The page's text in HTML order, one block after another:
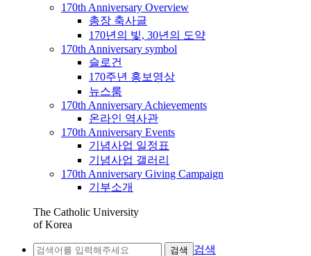
170th Anniversary Overview
총장 축사글
170년의 빛, 30년의 도약
170th Anniversary symbol
슬로건
170주년 홍보영상
뉴스룸
170th Anniversary Achievements
온라인 역사관
170th Anniversary Events
기념사업 일정표
기념사업 갤러리
170th Anniversary Giving Campaign
기부소개
The Catholic University
of Korea
검색
검색